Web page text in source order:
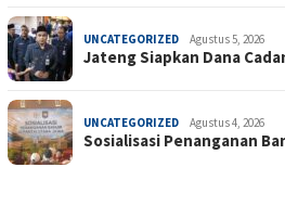
UNCATEGORIZED Agustus 5, 2026
Jateng Siapkan Dana
UNCATEGORIZED Agustus 4, 2026
Sosialisasi Penanganan